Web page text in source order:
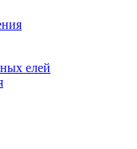
елей